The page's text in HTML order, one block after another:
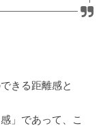
きる距離感と
」であって、こ